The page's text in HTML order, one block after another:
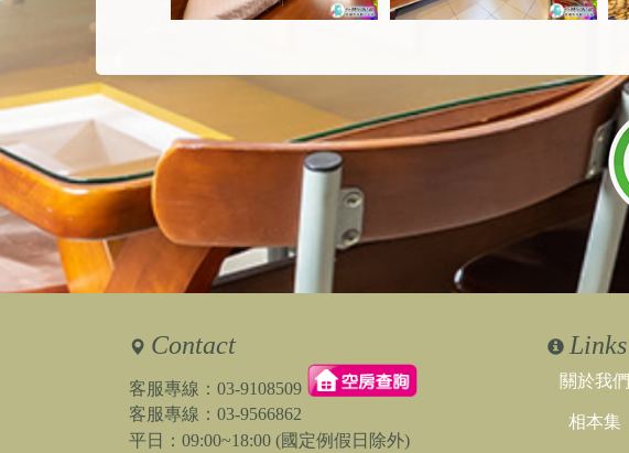
Contact
客服專線： 03-9108509
客服專線： 03-9566862
平日：09:00~18:00 (國定例假日除外)
Links
關於我們
相本集